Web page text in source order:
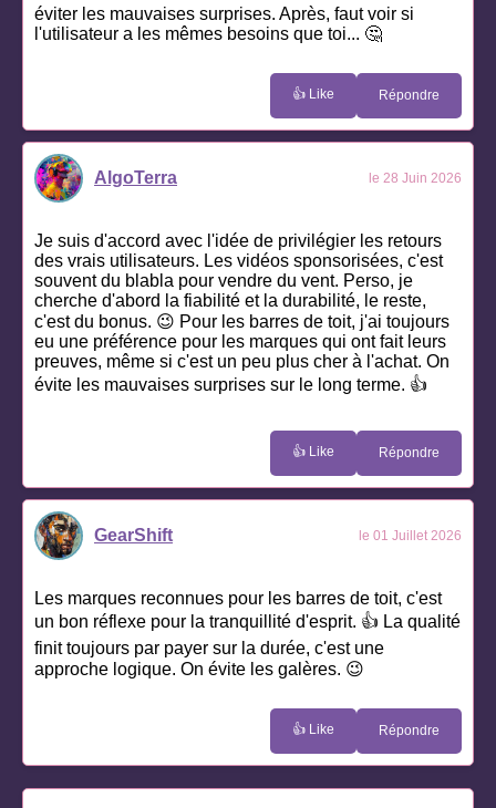
éviter les mauvaises surprises. Après, faut voir si
l'utilisateur a les mêmes besoins que toi... 🤔
👍 Like Répondre
AlgoTerra le 28 Juin 2026
Je suis d'accord avec l'idée de privilégier les retours
des vrais utilisateurs. Les vidéos sponsorisées, c'est
souvent du blabla pour vendre du vent. Perso, je
cherche d'abord la fiabilité et la durabilité, le reste,
c'est du bonus. 😉 Pour les barres de toit, j'ai toujours
eu une préférence pour les marques qui ont fait leurs
preuves, même si c'est un peu plus cher à l'achat. On
évite les mauvaises surprises sur le long terme. 👍
👍 Like Répondre
GearShift le 01 Juillet 2026
Les marques reconnues pour les barres de toit, c'est
un bon réflexe pour la tranquillité d'esprit. 👍 La qualité
finit toujours par payer sur la durée, c'est une
approche logique. On évite les galères. 😉
👍 Like Répondre